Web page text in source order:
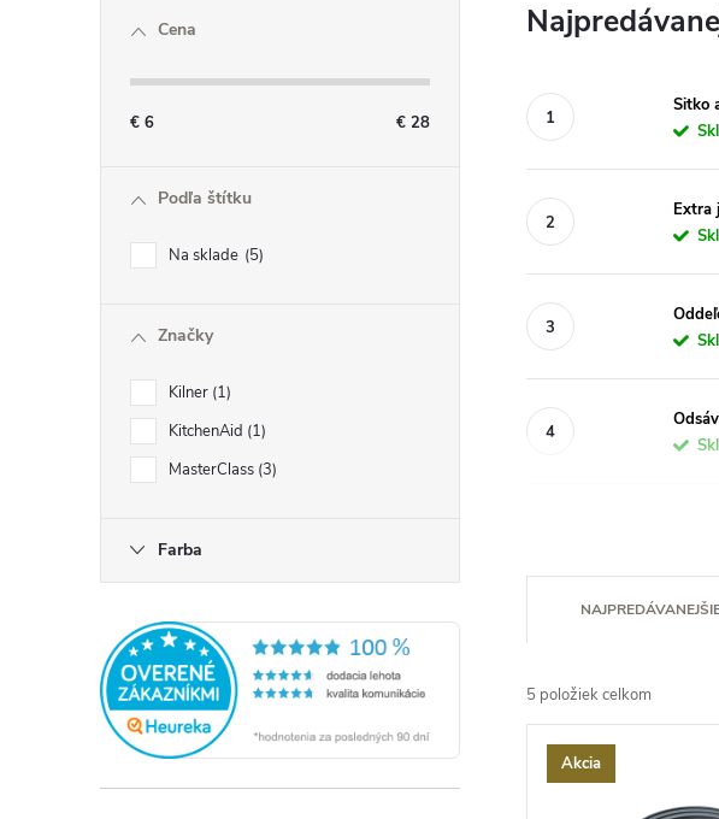
Cena
€ 6 € 28
Podľa štítku
Na sklade 5
Značky
Kilner 1
KitchenAid 1
MasterClass 3
Farba
Sitko
Extra
a
d
e
5 položiek celkom
VAkcia